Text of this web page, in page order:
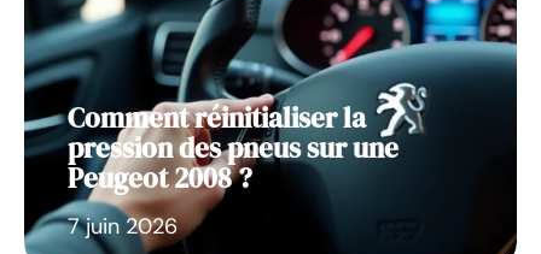
Comment réinitialiser la
pression des pneus sur une
Peugeot 2008 ?
7 juin 2026